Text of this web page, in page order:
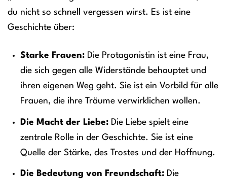
du nicht so schnell vergessen wirst. Es ist eine
Geschichte über:
Starke Frauen:Die Protagonistin ist eine Frau,
die sich gegen alle Widerstände behauptet und
ihren eigenen Weg geht. Sie ist ein Vorbild für alle
Frauen, die ihre Träume verwirklichen wollen.
Die Macht der Liebe:Die Liebe spielt eine
zentrale Rolle in der Geschichte. Sie ist eine
Quelle der Stärke, des Trostes und der Hoffnung.
Die Bedeutung von Freundschaft:Die